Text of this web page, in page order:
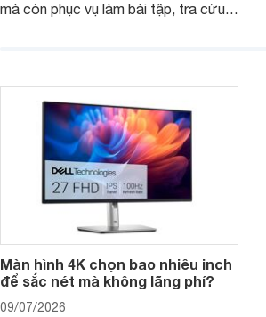
mà còn phục vụ làm bài tập, tra cứu,
thay vì chỉ so sánh cấu hình trên giấy.
Màn hình 4K chọn bao nhiêu inch
để sắc nét mà không lãng phí?
09/07/2026